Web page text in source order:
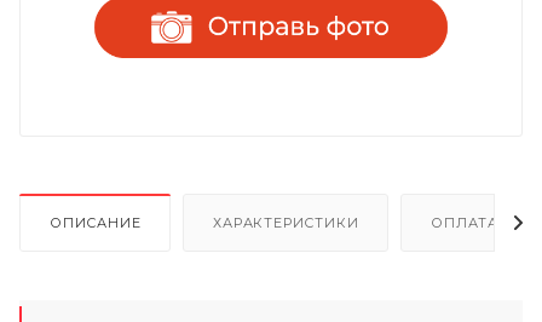
ОПИСАНИЕ ХАРАКТЕРИСТИКИ ОПЛАТА И